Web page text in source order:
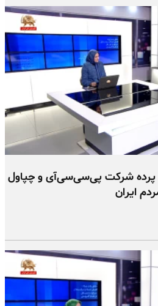
شرکت پی‌سی‌سی‌آی و چپاول
ایران